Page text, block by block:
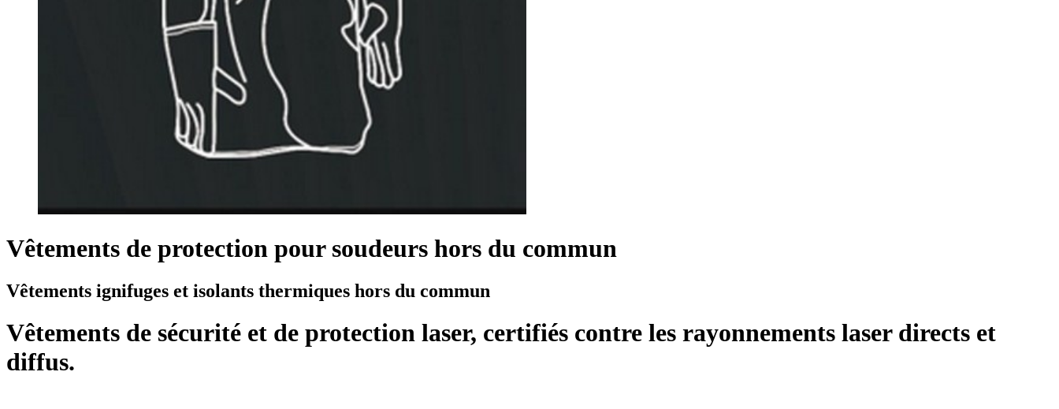
Vêtements de protection pour soudeurs hors du commun
Vêtements ignifuges et isolants thermiques hors du commun
Vêtements de sécurité et de protection laser, certifiés contre les rayonnements laser directs et
diffus.